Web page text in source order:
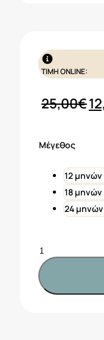
ΤΙΜΗ ONLINE:
25,00€
Μέγεθος
12 μηνών
18 μηνών
24 μηνών
Mayoral
Βερμούδα
λινή
μωρό
Κωδ.